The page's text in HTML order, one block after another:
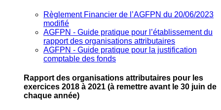
Règlement Financier de l’AGFPN du 20/06/2023
modifié
AGFPN ‐ Guide pratique pour l’établissement du
rapport des organisations attributaires
AGFPN ‐ Guide pratique pour la justification
comptable des fonds
Rapport des organisations attributaires pour les
exercices 2018 à 2021 (à remettre avant le 30 juin de
chaque année)